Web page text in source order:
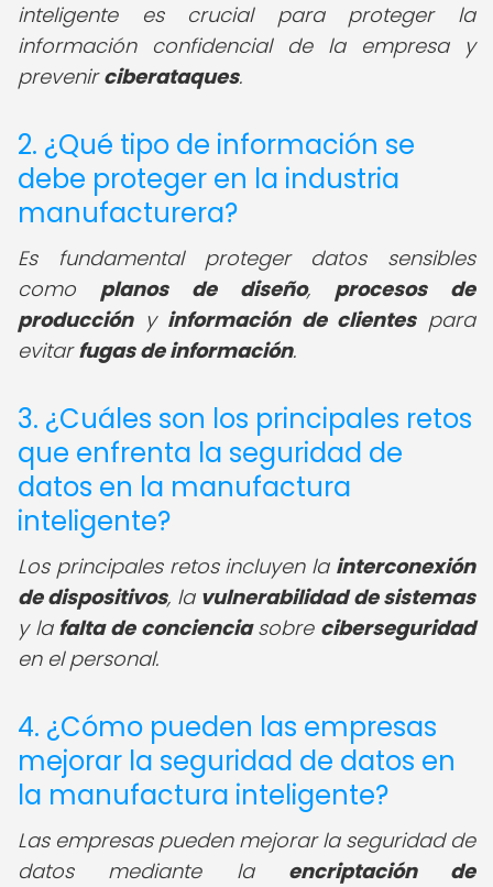
inteligente es crucial para proteger la
información confidencial de la empresa y
prevenirciberataques.
2. ¿Qué tipo de información se
debe proteger en la industria
manufacturera?
Es fundamental proteger datos sensibles
como planos de diseño, procesos de
produccióny información de clientespara
evitarfugas de información.
3. ¿Cuáles son los principales retos
que enfrenta la seguridad de
datos en la manufactura
inteligente?
Los principales retos incluyen la interconexión
de dispositivos, la vulnerabilidad de sistemas
y la falta de concienciasobre ciberseguridad
en el personal.
4. ¿Cómo pueden las empresas
mejorar la seguridad de datos en
la manufactura inteligente?
Las empresas pueden mejorar la seguridad de
datos mediante la encriptación de